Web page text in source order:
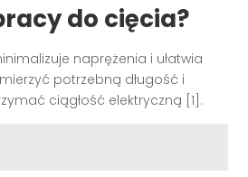
do cięcia?
naprężenia i ułatwia
potrzebną długość i
ciągłość elektryczną [1].